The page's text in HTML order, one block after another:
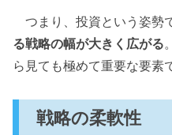
つまり、投資という姿勢
る戦略の幅が大きく広がる
ら見ても極めて重要な要素
戦略の柔軟性